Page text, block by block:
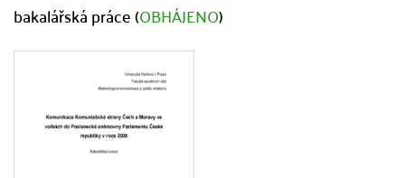
bakalářská práce (OBHÁJENO)